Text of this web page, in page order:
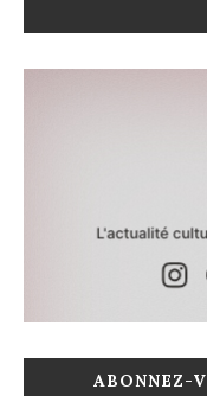
ABONNEZ-